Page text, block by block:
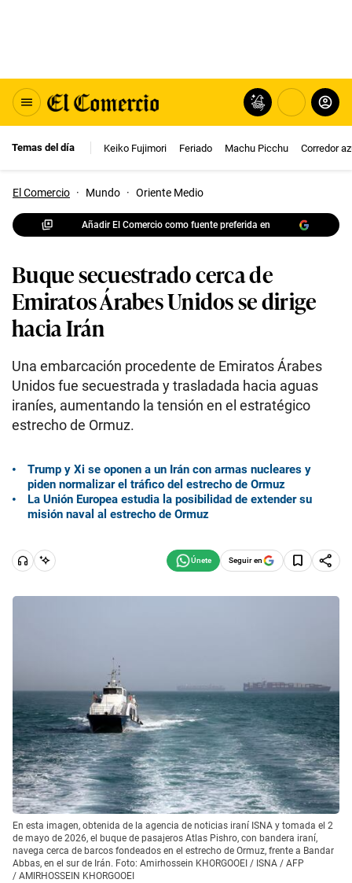
Temas del día Keiko Fujimori Feriado Machu Picchu Corredor
El Comercio · Mundo · Oriente Medio
Añadir El Comercio como fuente preferida en
Buque secuestrado cerca de
Emiratos Árabes Unidos se dirige
hacia Irán
Una embarcación procedente de Emiratos Árabes
Unidos fue secuestrada y trasladada hacia aguas
iraníes, aumentando la tensión en el estratégico
estrecho de Ormuz.
Trump y Xi se oponen a un Irán con armas nucleares y
piden normalizar el tráfico del estrecho de Ormuz
La Unión Europea estudia la posibilidad de extender su
misión naval al estrecho de Ormuz
Seguir en
En esta imagen, obtenida de la agencia de noticias iraní ISNA y tomada el 2
de mayo de 2026, el buque de pasajeros Atlas Pishro, con bandera iraní,
navega cerca de barcos fondeados en el estrecho de Ormuz, frente a Bandar
Abbas, en el sur de Irán. Foto: Amirhossein KHORGOOEI / ISNA / AFP
/ AMIRHOSSEIN KHORGOOEI